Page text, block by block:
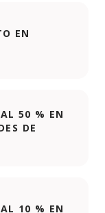
EN
50 % EN
DE
10 % EN